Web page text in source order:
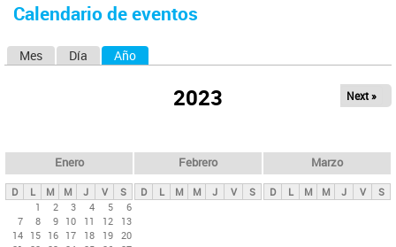
d
usted
Calendario de eventos
s
p
Mes Día Año
2023 Next »
Enero
D L M M J V
S
1
2 3 4 5
6
7
8 9 10 11 12
13
14 15 16 17 18 19 20
Febrero
D L M M J V S
Marzo
D L M M J V S